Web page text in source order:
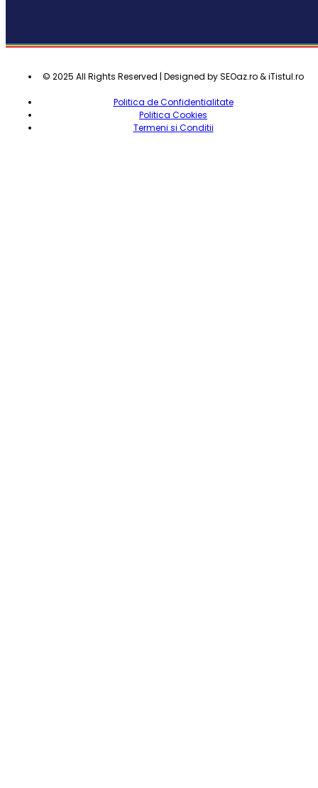
© 2025 All Rights Reserved | Designed by SEOaz.ro & iTistul.ro
Politica de Confidentialitate
Politica Cookies
Termeni si Conditii